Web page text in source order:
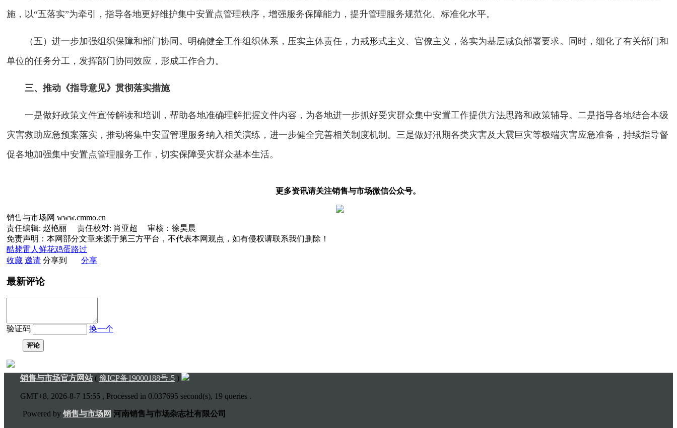
施，以“五落实”为牵引，指导各地更好维护集中安置点管理秩序，增强服务保障能力，提升管理服务规范化、标准化水平。
（五）进一步加强组织保障和部门协同。明确健全工作组织体系，压实主体责任，力戒形式主义、官僚主义，落实为基层减负部署要求。同时，细化了有关部门和
单位的任务分工，发挥部门协同效应，形成工作合力。
三、推动《指导意见》贯彻落实措施
一是做好政策文件宣传解读和培训，帮助各地准确理解把握文件内容，为各地进一步抓好受灾群众集中安置工作提供方法思路和政策辅导。二是指导各地结合本级
灾害救助应急预案落实，推动将集中安置管理服务纳入相关演练，进一步健全完善相关制度机制。三是做好汛期各类灾害及大震巨灾等极端灾害应急准备，持续指导督
促各地加强集中安置点管理服务工作，切实保障受灾群众基本生活。
更多资讯请关注销售与市场微信公众号。
销售与市场网 www.cmmo.cn
责任编辑: 赵艳丽 责任校对: 肖亚超 审核：徐昊晨
免责声明：本网部分文章来源于第三方平台，不代表本网观点，如有侵权请联系我们删除！
酷毙雷人 鲜花鸡蛋路过
收藏 邀请 分享到 分享
最新评论
验证码 换一个
评论
销售与市场官方网站( 豫ICP备19000188号-5 )
GMT+8, 2026-8-7 15:55 , Processed in 0.037695 second(s), 19 queries .
Powered by 销售与市场网 河南销售与市场杂志社有限公司